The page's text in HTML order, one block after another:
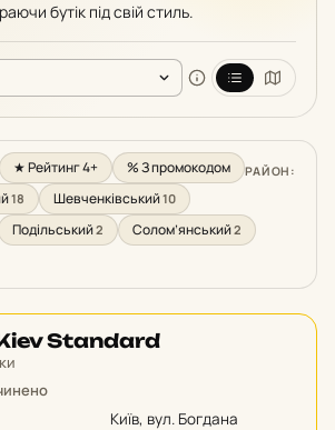
бутік під свій стиль.
★ Рейтинг 4+ % З промокодом РАЙОН:
18 Шевченківський10
Подільський2 Солом’янський2
Standard
Київ, вул. Богдана